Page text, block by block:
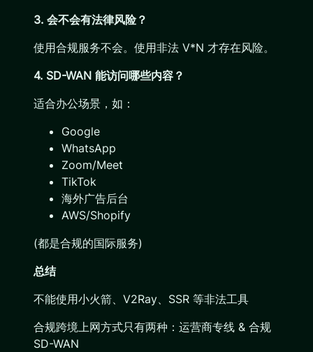
3. 会不会有法律风险？
使用合规服务不会。使用非法 V*N 才存在风险。
4. SD-WAN 能访问哪些内容？
适合办公场景，如：
Google
WhatsApp
Zoom/Meet
TikTok
海外广告后台
AWS/Shopify
(都是合规的国际服务)
总结
不能使用小火箭、V2Ray、SSR 等非法工具
合规跨境上网方式只有两种：运营商专线 & 合规
SD-WAN